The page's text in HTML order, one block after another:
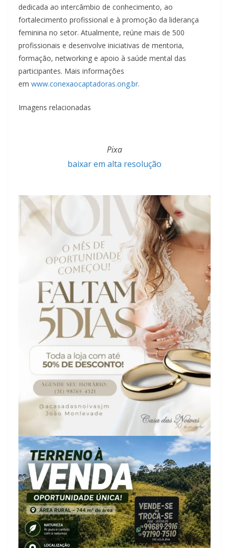
dedicada ao intercâmbio de conhecimento, ao
fortalecimento profissional e à promoção da liderança
feminina no setor. Atualmente, reúne mais de 500
profissionais e desenvolve iniciativas de mentoria,
formação, networking e apoio à saúde mental das
participantes. Mais informações
em www.conexaocaptadoras.ong.br.
Imagens relacionadas
Pixa
baixar em alta resolução